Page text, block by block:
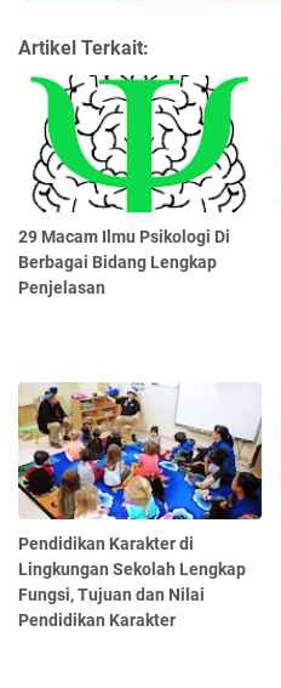
Artikel Terkait:
29 Macam Ilmu Psikologi Di
Berbagai Bidang Lengkap
Penjelasan
Pendidikan Karakter di
Lingkungan Sekolah Lengkap
Fungsi, Tujuan dan Nilai
Pendidikan Karakter